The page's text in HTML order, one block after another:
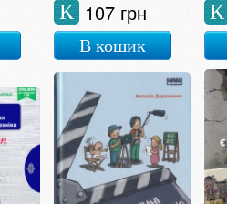
107 грн
К
В кошик
К